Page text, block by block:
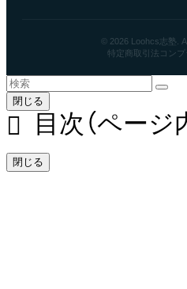
© 2026 Loohcs志塾.
特定商取引法 コン
閉じる
目次（ページ
閉じる